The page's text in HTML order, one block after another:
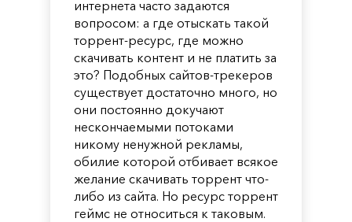
интернета часто задаются
вопросом: а где отыскать такой
торрент-ресурс, где можно
скачивать контент и не платить за
это? Подобных сайтов-трекеров
существует достаточно много, но
они постоянно докучают
нескончаемыми потоками
никому ненужной рекламы,
обилие которой отбивает всякое
желание скачивать торрент что-
либо из сайта. Но ресурс торрент
геймс не относиться к таковым.